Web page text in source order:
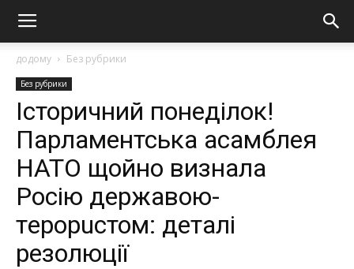
додому Без рубрики
Без рубрики
Історичний понеділок!
Парламентська асамблея
НАТО щойно визнала
Росію державою-
тeрорuстом: деталі
резолюції